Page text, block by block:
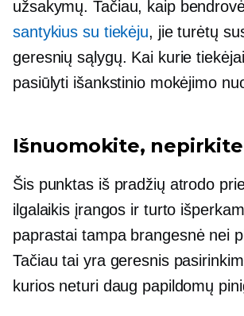
užsakymų. Tačiau, kaip
santykius su tiekėju, jie turėtų
geresnių sąlygų. Kai kurie
pasiūlyti išankstinio mokėjimo
Išnuomokite, nepirkite
Šis punktas iš pradžių atrodo
ilgalaikis įrangos ir turto
paprastai tampa brangesnė nei
Tačiau tai yra geresnis
kurios neturi daug papildomų